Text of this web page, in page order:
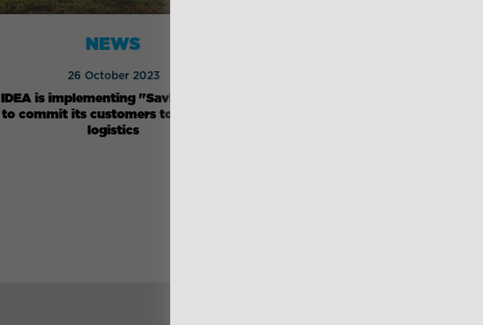
NEWS
26 October 2023
IDEA is implementing "Saving CO2"
to commit its customers to greener
logistics